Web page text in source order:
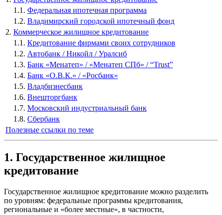
1.1. Федеральная ипотечная программа
1.2. Владимирский городской ипотечный фонд
2. Коммерческое жилищное кредитование
1.1. Кредитование фирмами своих сотрудников
1.2. Автобанк / Никойл / Уралсиб
1.3. Банк «Менатеп» / «Менатеп СПб» / “Trust”
1.4. Банк «О.В.К.» / «Росбанк»
1.5. Владбизнесбанк
1.6. Внешторгбанк
1.7. Московский индустриальный банк
1.8. Сбербанк
Полезные ссылки по теме
1. Государственное жилищное
кредитование
Государственное жилищное кредитование можно разделить
по уровням: федеральные программы кредитования,
региональные и «более местные», в частности,